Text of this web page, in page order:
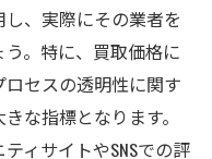
、実際にその業者を
。特に、買取価格に
セスの透明性に関す
な指標となります。
ィサイトやSNSでの評